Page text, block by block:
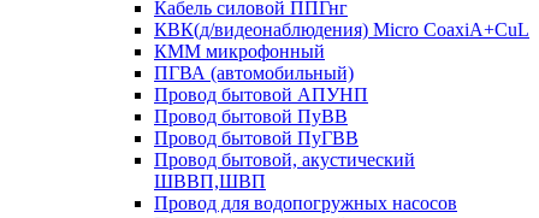
Кабель силовой ППГнг
КВК(д/видеонаблюдения) Micro CoaxiA+CuL
КММ микрофонный
ПГВА (автомобильный)
Провод бытовой АПУНП
Провод бытовой ПуВВ
Провод бытовой ПуГВВ
Провод бытовой, акустический
ШВВП,ШВП
Провод для водопогружных насосов